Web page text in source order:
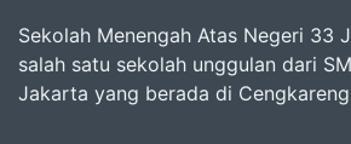
Sekolah Menengah Atas Negeri 33
salah satu sekolah unggulan dari
Jakarta yang berada di